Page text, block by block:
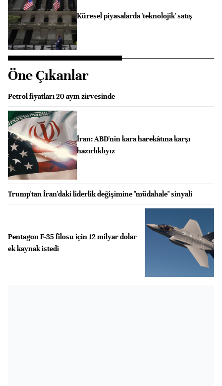
Küresel piyasalarda 'teknolojik' satış
Öne Çıkanlar
Petrol fiyatları 20 ayın zirvesinde
İran: ABD'nin kara harekâtına karşı
hazırlıklıyız
Trump'tan İran'daki liderlik değişimine "müdahale" sinyali
Pentagon F-35 filosu için 12 milyar dolar
ek kaynak istedi